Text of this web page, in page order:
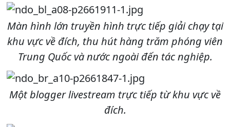
Màn hình lớn truyền hình trực tiếp giải chạy tại
khu vực về đích, thu hút hàng trăm phóng viên
Trung Quốc và nước ngoài đến tác nghiệp.
Một blogger livestream trực tiếp từ khu vực về
đích.